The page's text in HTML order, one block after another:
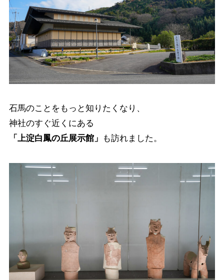
石馬のことをもっと知りたくなり、
神社のすぐ近くにある
「上淀白鳳の丘展示館」
も訪れました。